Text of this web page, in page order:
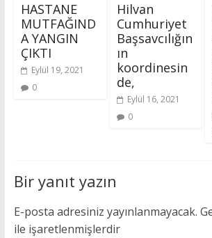
HASTANE
MUTFAĞIND
A YANGIN
ÇIKTI
Eylül 19, 2021
0
Hilvan
Cumhuriyet
Başsavcılığın
ın
koordinesin
de,
Eylül 16, 2021
0
Bir yanıt yazın
E-posta adresiniz yayınlanmayacak.
ile işaretlenmişlerdir